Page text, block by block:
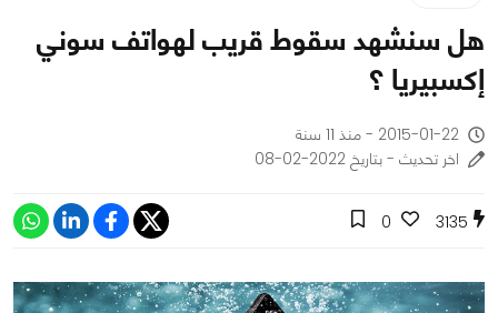
هل سنشهد سقوط قريب لهواتف سوني
إكسبيريا ؟
2015-01-22 - منذ 11 سنة
اخر تحديث - بتاريخ 2022-02-08
3135
0